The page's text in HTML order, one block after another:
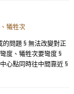
犧牲次
問題 § 無法改變對正
度、犧牲次要彎度 §
心點同時往中間靠近 §